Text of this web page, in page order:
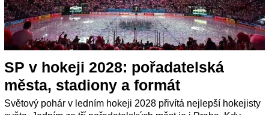
SP v hokeji 2028: pořadatelská
města, stadiony a formát
Světový pohár v ledním hokeji 2028 přivítá nejlepší hokejisty